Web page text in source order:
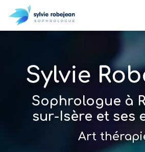
au
contenu
Sophrologue à
sur-Isère et ses
Art